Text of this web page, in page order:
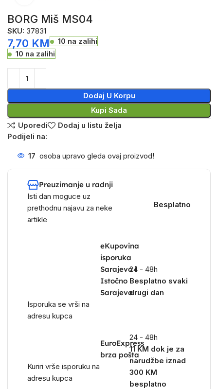
BORG Miš MS04
SKU: 37831
7,70 KM
10 na zalihi
10 na zalihi
Dodaj U Korpu
Kupi Sada
Uporedi
Dodaj u listu želja
Podijeli na:
17 osoba upravo gleda ovaj proizvod!
Preuzimanje u radnji
Isti dan moguce uz
prethodnu najavu za neke
artikle
Besplatno
eKupovina
isporuka
Sarajevo i
Istočno
Sarajevo
Isporuka se vrši na
adresu kupca
24 - 48h
Besplatno svaki
drugi dan
EuroExpress
brza pošta
Kuriri vrše isporuku na
adresu kupca
24 - 48h
11 KM dok je za
narudžbe iznad
300 KM
besplatno